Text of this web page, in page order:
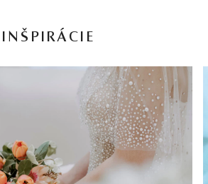
INŠPIRÁCIE